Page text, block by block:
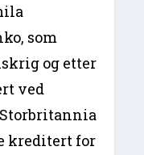
som
og etter
ved
kreditert for